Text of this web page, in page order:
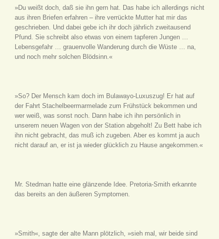
»Du weißt doch, daß sie ihn gern hat. Das habe ich allerdings nicht
aus ihren Briefen erfahren – ihre verrückte Mutter hat mir das
geschrieben. Und dabei gebe ich ihr doch jährlich zweitausend
Pfund. Sie schreibt also etwas von einem tapferen Jungen …
Lebensgefahr … grauenvolle Wanderung durch die Wüste … na,
und noch mehr solchen Blödsinn.«
»So? Der Mensch kam doch im Bulawayo-Luxuszug! Er hat auf
der Fahrt Stachelbeermarmelade zum Frühstück bekommen und
wer weiß, was sonst noch. Dann habe ich ihn persönlich in
unserem neuen Wagen von der Station abgeholt! Zu Bett habe ich
ihn nicht gebracht, das muß ich zugeben. Aber es kommt ja auch
nicht darauf an, er ist ja wieder glücklich zu Hause angekommen.«
Mr. Stedman hatte eine glänzende Idee. Pretoria-Smith erkannte
das bereits an den äußeren Symptomen.
»Smith«, sagte der alte Mann plötzlich, »sieh mal, wir beide sind